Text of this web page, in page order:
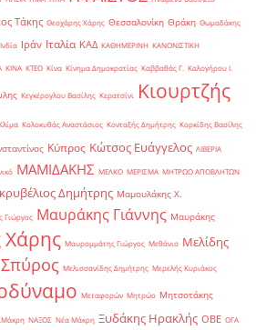
Τάκης Θεοχάρης Χάρης Θεσσαλονίκη Θράκη Θωμαδάκης
Ινδία Ιράν Ιταλία ΚΑΔ ΚΑΘΗΜΕΡΙΝΗ ΚΑΝΟΝΙΣΤΙΚΗ
ΚΙΝΑ ΚΤΕΟ Κίνα Κίνημα Δημοκρατίας Καββαθάς Γ. Καλογήρου Ι.
Κεγκέρογλου Βασίλης Κερατσίνι
Κιουρτζής
Κολοκυθάς Αναστάσιος Κονταξής Δημήτρης Κορκίδης Βασίλης
Κύπρος Κώτσος Ευάγγελος ΛΙΒΕΡΙΑ
ΜΑΜΙΔΑΚΗΣ ΜΕΛΚΟ ΜΕΡΙΣΜΑ ΜΗΤΡΩΟ ΑΠΟΒΛΗΤΩΝ
Δημήτρης Μαμουλάκης Χ.
Γιώργος Μαυράκης Γιάννης Μαυράκης
Μαυρομμάτης Γιώργος Μεθάνιο Μελίδης
Μελισσανίδης Δημήτρης Μερελής Κυριάκος
Μεταφορών Μητρώο Μητσοτάκης
ΝΑΞΟΣ Νέα Μάκρη Ξυδάκης Ηρακλής ΟΒΕ ΟΓΑ